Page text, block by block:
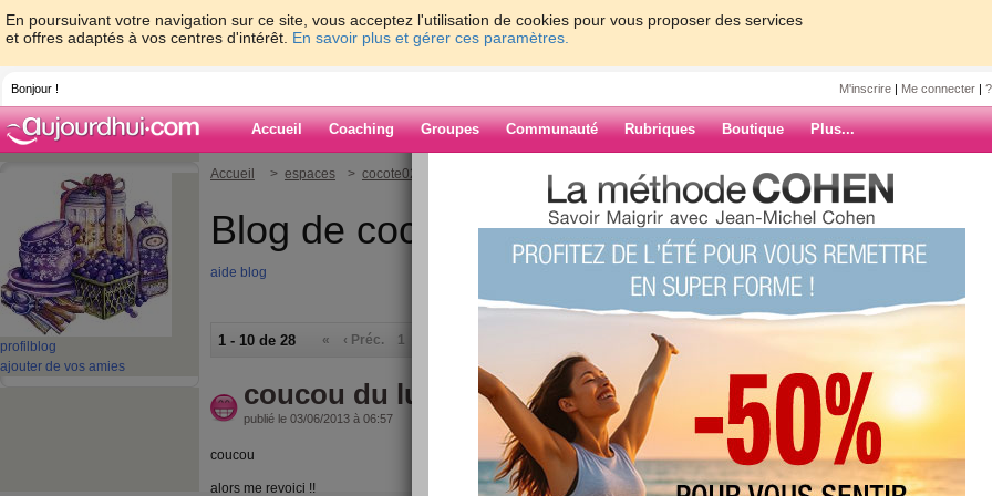
En poursuivant votre navigation sur ce site, vous acceptez l'utilisation de cookies pour vous proposer des services
et offres adaptés à vos centres d'intérêt. En savoir plus et gérer ces paramètres.
Bonjour ! M'inscrire | Me connecter |
Accueil Coaching Groupes Communauté Rubriques Boutique Plus...
profil blog
ajouter de vos amies
Accueil > espaces > cocote02
Blog de cocote02
aide blog
1 - 10 de 28 « ‹ Préc. 1
coucou du lundi 3 juin 2013
publié le 03/06/2013 à 06:57
coucou
alors me revoici !!
ARCHIVES